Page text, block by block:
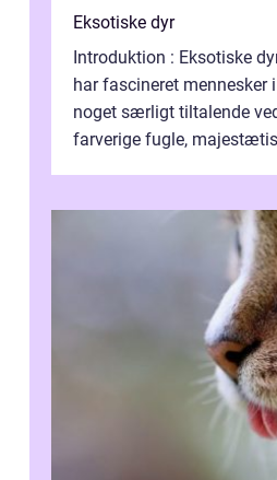
Eksotiske dyr
Introduktion : Eksotiske
har fascineret mennesker
noget særligt tiltalende
farverige fugle,